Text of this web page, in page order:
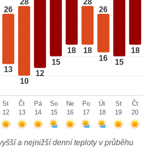
26
13
28
10
12
15
18
28
18
26
16 15
18
St
12
Čt
13
Pá
14
So
15
Ne
16
Po
17
Út
18
St
19
Čt
20
a nejnižší denní teploty v průběhu